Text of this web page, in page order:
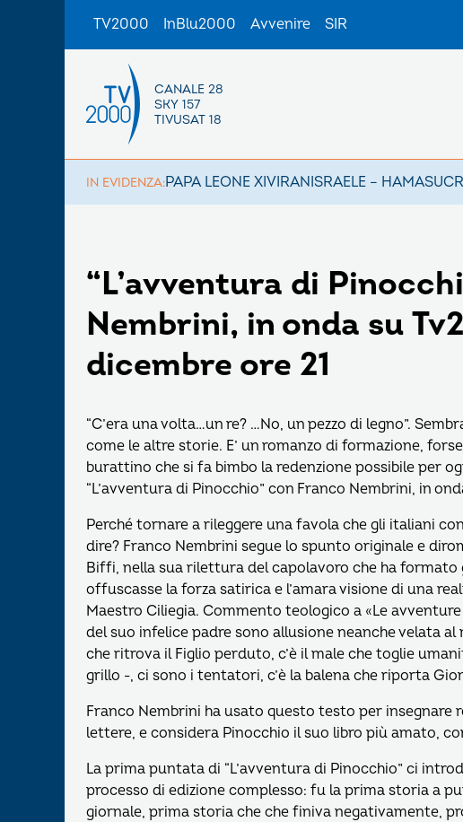
TV2000 InBlu2000 Avvenire SIR
CANALE 28
SKY 157
TIVUSAT 18
IN EVIDENZA:PAPA LEONE XIVIRANISRAELE – HAMAS
“L’avventura di
Nembrini, in onda su
dicembre ore 21
“C’era una volta…un re? …No, un pezzo di legno”.
come le altre storie. E’ un romanzo di formazione,
burattino che si fa bimbo la redenzione possibile per
“L’avventura di Pinocchio” con Franco Nembrini, in
Perché tornare a rileggere una favola che gli italiani
dire? Franco Nembrini segue lo spunto originale e
Biffi, nella sua rilettura del capolavoro che ha formato
offuscasse la forza satirica e l’amara visione di una
Maestro Ciliegia. Commento teologico a «Le
del suo infelice padre sono allusione neanche velata al
che ritrova il Figlio perduto, c’è il male che toglie
grillo -, ci sono i tentatori, c’è la balena che riporta
Franco Nembrini ha usato questo testo per insegnare
lettere, e considera Pinocchio il suo libro più amato,
La prima puntata di “L’avventura di Pinocchio” ci
processo di edizione complesso: fu la prima storia a
giornale, prima storia che che finiva negativamente,